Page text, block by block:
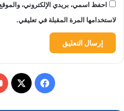
احفظ اسمي، بريدي الإلكتروني،
لاستخدامها المرة المقبلة في تعليقي.
فيسبوك
‫X